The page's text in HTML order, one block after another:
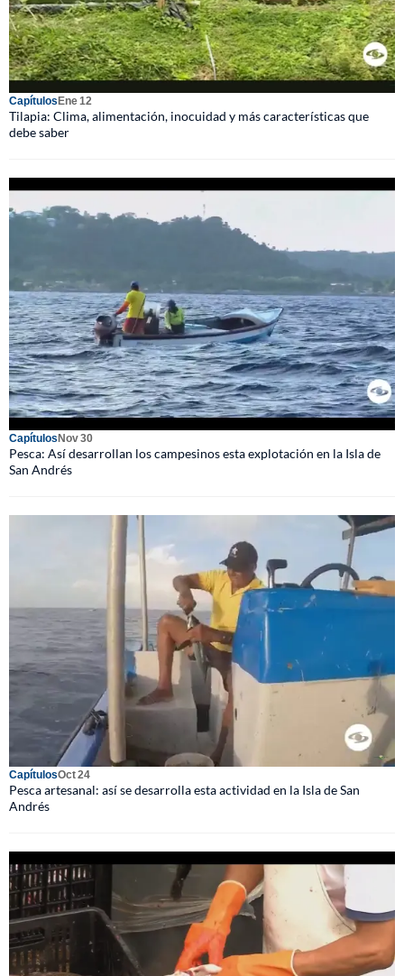
CapítulosEne 12
Tilapia: Clima, alimentación, inocuidad y más características que
debe saber
CapítulosNov 30
Pesca: Así desarrollan los campesinos esta explotación en la Isla de
San Andrés
CapítulosOct 24
Pesca artesanal: así se desarrolla esta actividad en la Isla de San
Andrés